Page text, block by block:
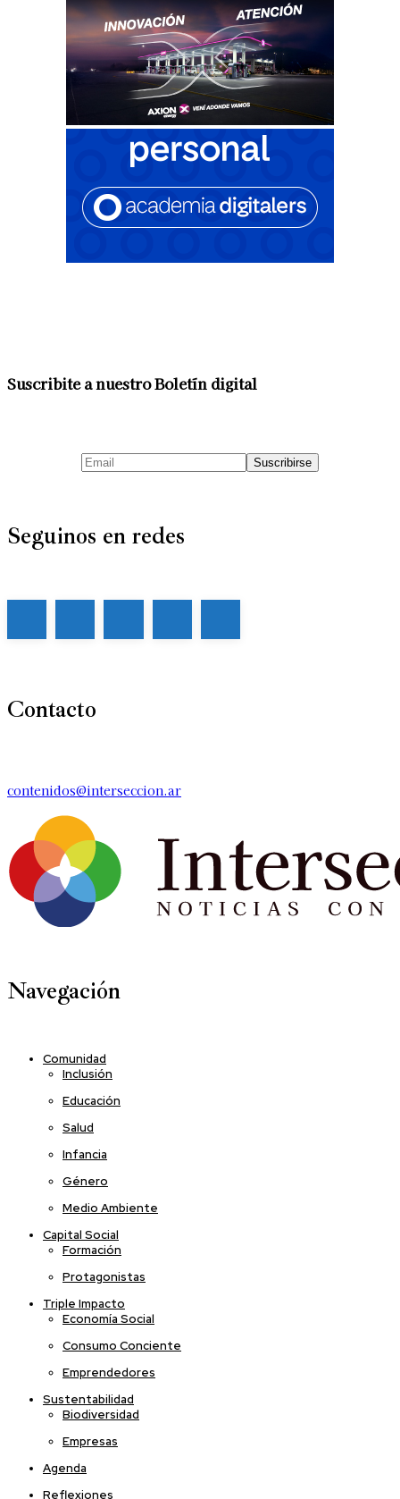
Suscribite a nuestro Boletín digital
Seguinos en redes
Contacto
contenidos@interseccion.ar
Navegación
Comunidad
Inclusión
Educación
Salud
Infancia
Género
Medio Ambiente
Capital Social
Formación
Protagonistas
Triple Impacto
Economía Social
Consumo Conciente
Emprendedores
Sustentabilidad
Biodiversidad
Empresas
Agenda
Reflexiones